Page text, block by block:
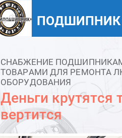
ПОДШИПНИК
СНАБЖЕНИЕ
ТОВАРАМИ ДЛЯ РЕМОНТА
ОБОРУДОВАНИЯ
Деньги крутятся
вертится